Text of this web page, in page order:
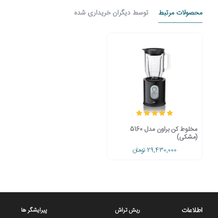
برنامه اسموتی (Smoothie)
: این برنامه برای تهیه
تنظیم می‌کند.
می‌کند. این ویژگی‌ها کار با مخلوط کن را ساده و راحت می‌کنند، و
آورید. هر یک از این سرعت‌ها برای نوع خاصی از مواد غذایی و
سرعت‌های پایین‌تر
سرعت‌های متوسط
سرعت‌های بالاتر
عملکرد پالسی بسیار قدرتمند
یکی از قدرتمندترین و منحصر به فرد ترین طراحی های دنیا توسط مهندسان آلمانی
محصولات مرتبط توسط دیگران خریداری شده
مخلوط کن براون مدل 5160
(مشکی)
29,430,000 تومان
اطلاعات ریش تراش پیرایشگر ها